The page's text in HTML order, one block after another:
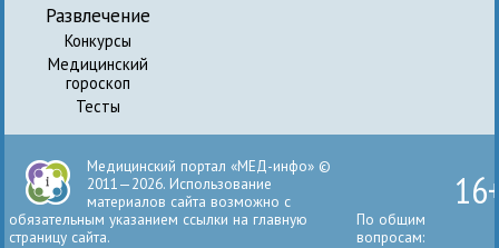
Развлечение
Конкурсы
Медицинский
гороскоп
Тесты
Медицинский портал «МЕД-инфо» ©
2011—2026. Использование
материалов сайта возможно с
обязательным указанием ссылки на главную
страницу сайта.
По общим
вопросам: